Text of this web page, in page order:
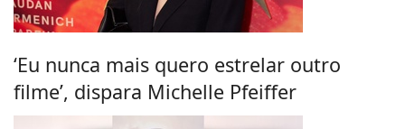
‘Eu nunca mais quero estrelar outro
filme’, dispara Michelle Pfeiffer